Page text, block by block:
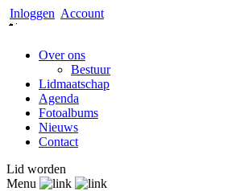
Inloggen Account
Over ons
Bestuur
Lidmaatschap
Agenda
Fotoalbums
Nieuws
Contact
Lid worden
Menu